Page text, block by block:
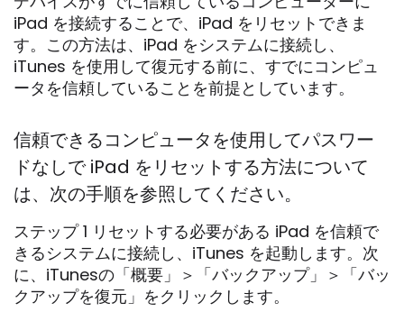
iPad を接続することで、iPad をリセットできま
す。この方法は、iPad をシステムに接続し、
iTunes を使用して復元する前に、すでにコンピュ
ータを信頼していることを前提としています。
信頼できるコンピュータを使用してパスワー
ドなしで iPad をリセットする方法について
は、次の手順を参照してください。
ステップ 1 リセットする必要がある iPad を信頼で
きるシステムに接続し、iTunes を起動します。次
に、iTunesの「概要」＞「バックアップ」＞「バッ
クアップを復元」をクリックします。